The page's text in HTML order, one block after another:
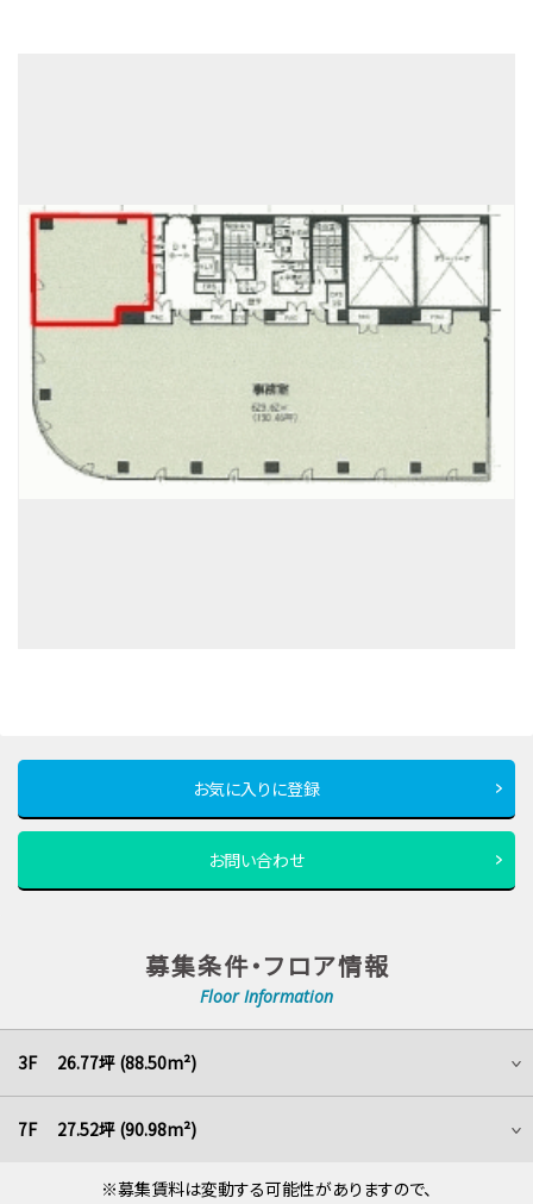
お気に入りに登録
お問い合わせ
募集条件・フロア情報
Floor Information
3F 26.77坪 (88.50m²)
7F 27.52坪 (90.98m²)
※募集賃料は変動する可能性がありますので、